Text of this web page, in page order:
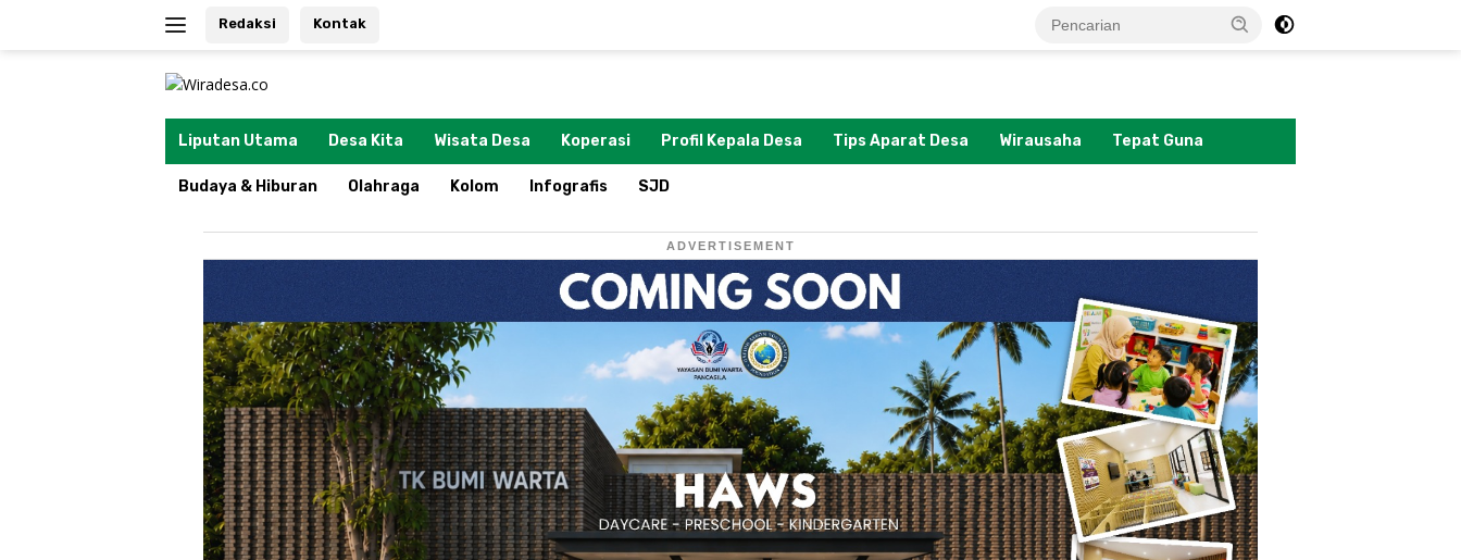
Redaksi Kontak
Liputan Utama Desa Kita Wisata Desa Koperasi Profil Kepala Desa Tips Aparat Desa Wirausaha Tepat Guna
Budaya & Hiburan Olahraga Kolom Infografis SJD
ADVERTISEMENT